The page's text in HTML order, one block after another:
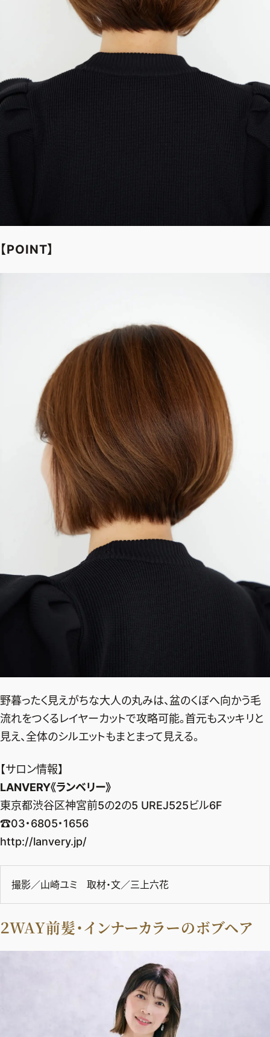
【POINT】
野暮ったく見えがちな大人の丸みは、盆のくぼへ向かう毛
流れをつくるレイヤーカットで攻略可能。首元もスッキリと
見え、全体のシルエットもまとまって見える。
【サロン情報】
LANVERY《ランベリー》
東京都渋谷区神宮前5の2の5 UREJ525ビル6F
☎︎03・6805・1656
http://lanvery.jp/
撮影／山崎ユミ 取材・文／三上六花
２WAY前髪・インナーカラーのボブヘア